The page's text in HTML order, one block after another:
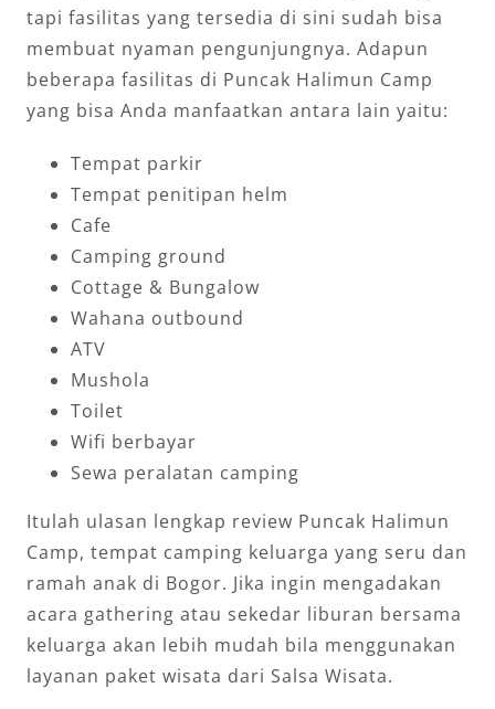
tapi fasilitas yang tersedia di sini sudah bisa
membuat nyaman pengunjungnya. Adapun
beberapa fasilitas di Puncak Halimun Camp
yang bisa Anda manfaatkan antara lain yaitu:
Tempat parkir
Tempat penitipan helm
Cafe
Camping ground
Cottage & Bungalow
Wahana outbound
ATV
Mushola
Toilet
Wifi berbayar
Sewa peralatan camping
Itulah ulasan lengkap review Puncak Halimun
Camp, tempat camping keluarga yang seru dan
ramah anak di Bogor. Jika ingin mengadakan
acara gathering atau sekedar liburan bersama
keluarga akan lebih mudah bila menggunakan
layanan paket wisata dari Salsa Wisata.